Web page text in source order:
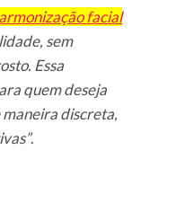
facial
sem
Essa
quem deseja
discreta,
.